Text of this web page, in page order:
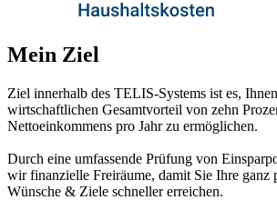
Mein Ziel
Ziel innerhalb des TELIS-Systems ist es,
wirtschaftlichen Gesamtvorteil von zehn
Nettoeinkommens pro Jahr zu ermöglichen.
Durch eine umfassende Prüfung von
wir finanzielle Freiräume, damit Sie Ihre ganz
Wünsche & Ziele schneller erreichen.